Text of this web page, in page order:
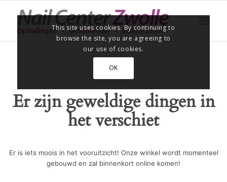
Er zijn geweldige dingen in
het verschiet
Er is iets moois in het vooruitzicht! Onze winkel wordt momenteel
gebouwd en zal binnenkort online komen!
This site uses cookies. By continuing to
browse the site, you are agreeing to
our use of cookies.
OK